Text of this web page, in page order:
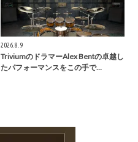
2026.8.9
TriviumのドラマーAlex Bentの卓越し
たパフォーマンスをこの手で…